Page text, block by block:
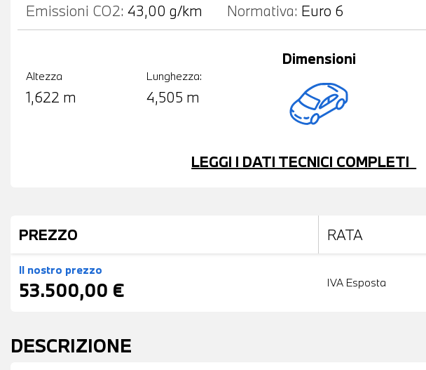
Emissioni CO2: 43,00 g/km Normativa: Euro 6
Altezza
1,622 m
Lunghezza:
4,505 m
Dimensioni
LEGGI I DATI TECNICI COMPLETI
PREZZO RATA
Il nostro prezzo
53.500,00 € IVA Esposta
DESCRIZIONE